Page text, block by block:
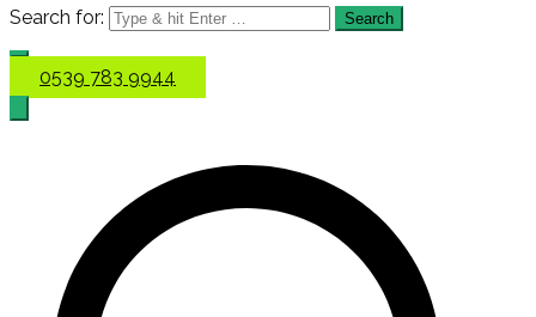
Search for:
0539 783 9944